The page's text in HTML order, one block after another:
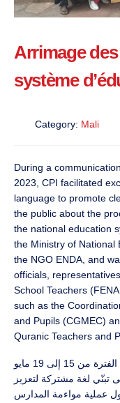
Arrimage
système
Category: Mali
During a
2023, CPI facilitated
language to promote
the public about the
the national education
the Ministry of National
the NGO ENDA, and
officials,
School Teachers
such as the
and Pupils (CGMEC)
Quranic Teachers and
خلال ورشة عمل التواصل التي عُقدت في الفترة من 15 إلى 19 مايو
إلى تبنّي لغة مشتركة لتعزيز
عملية مواءمة المدارس